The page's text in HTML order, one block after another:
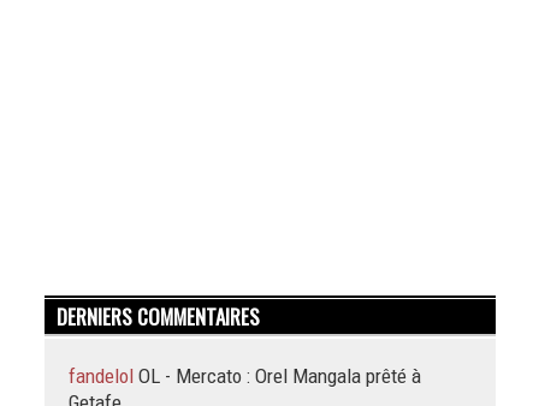
DERNIERS COMMENTAIRES
fandelol OL - Mercato : Orel Mangala prêté à